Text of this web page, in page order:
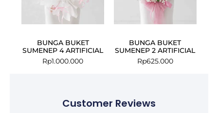
BUNGA BUKET
SUMENEP 4 ARTIFICIAL
Rp1.000.000
BUNGA BUKET
SUMENEP 2 ARTIFICIAL
Rp625.000
Customer Reviews